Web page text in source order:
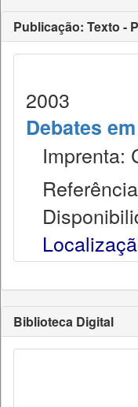
Publicação: Texto -
2003
Debates
Imprenta:
Biblioteca Digital